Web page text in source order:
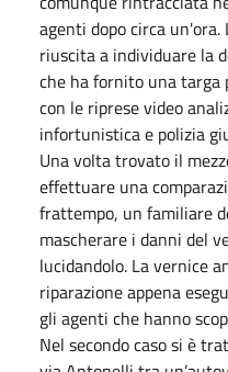
agenti dopo circa
riuscita a individuare la
che ha fornito una targa
con le riprese video
infortunistica e polizia
Una volta trovato il
effettuare una
frattempo, un familiare
mascherare i danni del
lucidandolo. La vernice
riparazione appena
gli agenti che hanno
Nel secondo caso si è